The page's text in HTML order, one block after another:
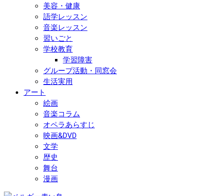
美容・健康
語学レッスン
音楽レッスン
習いごと
学校教育
学習障害
グループ活動・同窓会
生活実用
アート
絵画
音楽コラム
オペラあらすじ
映画&DVD
文学
歴史
舞台
漫画